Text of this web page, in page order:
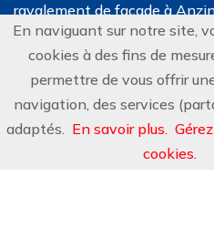
ravalement de façade à
ravalement de façade à
ravalement de façade dans
©2026 Lecoq Couverture , tous
AGENCE AG COMMUNICATION
En naviguant sur notre site,
cookies à des fins de
permettre de vous offrir
navigation, des services
adaptés. En savoir plus.
cookies.